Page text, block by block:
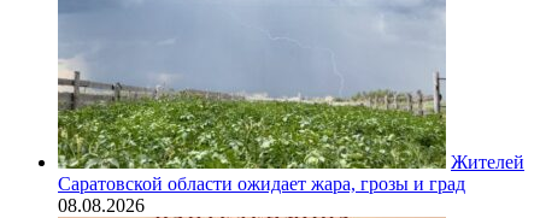
Жителей
Саратовской области ожидает жара, грозы и град
08.08.2026